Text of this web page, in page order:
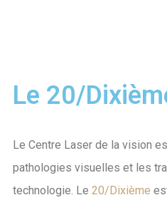
Le 20/
Le Centre Laser de la vision
pathologies visuelles et les
technologie. Le 20/Dixième